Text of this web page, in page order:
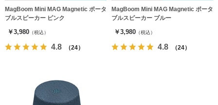
MagBoom Mini MAG Magnetic ポータ
ブルスピーカー ピンク
￥3,980 （税込）
4.8 （24）
MagBoom Mini MAG Magnetic ポータ
ブルスピーカー ブルー
￥3,980 （税込）
4.8 （24）